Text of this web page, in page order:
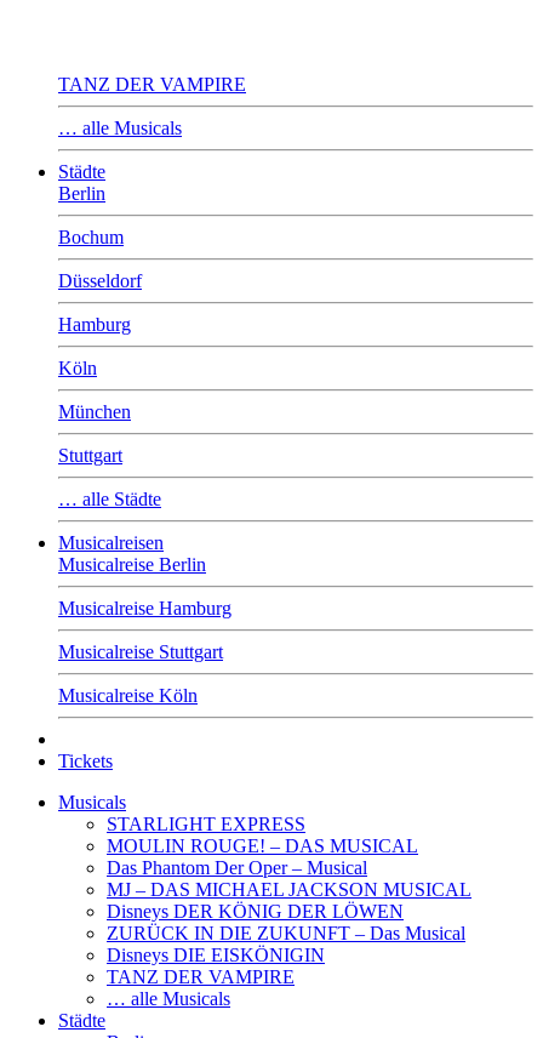
TANZ DER VAMPIRE
… alle Musicals
Städte
Berlin
Bochum
Düsseldorf
Hamburg
Köln
München
Stuttgart
… alle Städte
Musicalreisen
Musicalreise Berlin
Musicalreise Hamburg
Musicalreise Stuttgart
Musicalreise Köln
Tickets
Musicals
STARLIGHT EXPRESS
MOULIN ROUGE! – DAS MUSICAL
Das Phantom Der Oper – Musical
MJ – DAS MICHAEL JACKSON MUSICAL
Disneys DER KÖNIG DER LÖWEN
ZURÜCK IN DIE ZUKUNFT – Das Musical
Disneys DIE EISKÖNIGIN
TANZ DER VAMPIRE
… alle Musicals
Städte